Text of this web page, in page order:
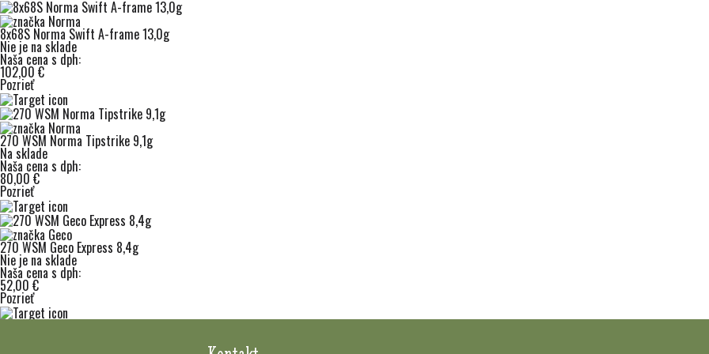
8x68S Norma Swift A-frame 13,0g
Nie je na sklade
Naša cena s dph:
102,00 €
Pozrieť
270 WSM Norma Tipstrike 9,1g
Na sklade
Naša cena s dph:
80,00 €
Pozrieť
270 WSM Geco Express 8,4g
Nie je na sklade
Naša cena s dph:
52,00 €
Pozrieť